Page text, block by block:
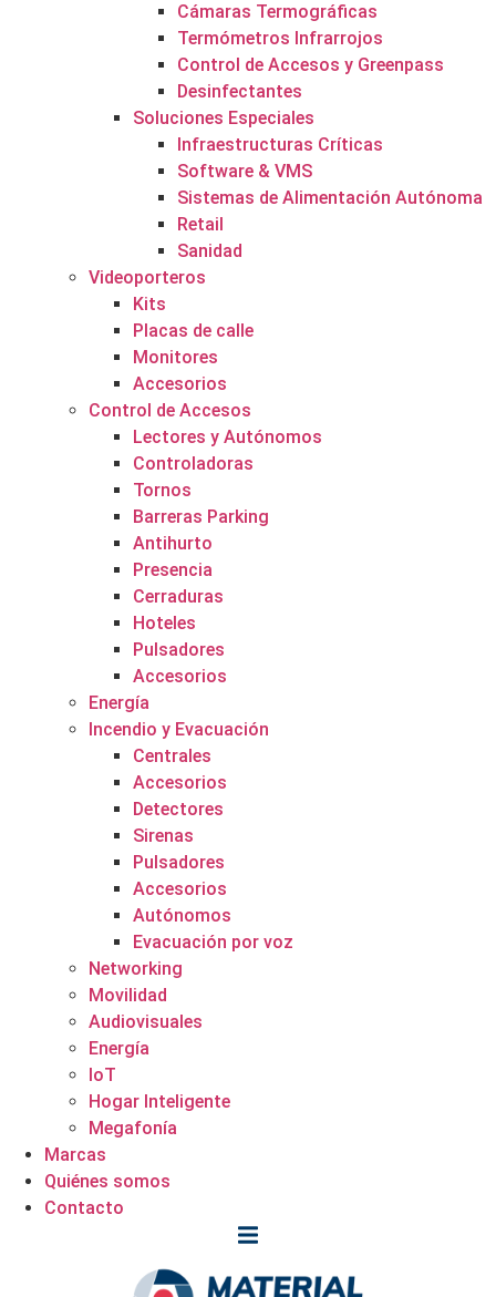
Cámaras Termográficas
Termómetros Infrarrojos
Control de Accesos y Greenpass
Desinfectantes
Soluciones Especiales
Infraestructuras Críticas
Software & VMS
Sistemas de Alimentación Autónoma
Retail
Sanidad
Videoporteros
Kits
Placas de calle
Monitores
Accesorios
Control de Accesos
Lectores y Autónomos
Controladoras
Tornos
Barreras Parking
Antihurto
Presencia
Cerraduras
Hoteles
Pulsadores
Accesorios
Energía
Incendio y Evacuación
Centrales
Accesorios
Detectores
Sirenas
Pulsadores
Accesorios
Autónomos
Evacuación por voz
Networking
Movilidad
Audiovisuales
Energía
IoT
Hogar Inteligente
Megafonía
Marcas
Quiénes somos
Contacto